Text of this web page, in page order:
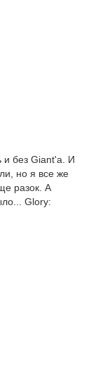
и без Giant'а. И
но я все же
разок. А
Glory: